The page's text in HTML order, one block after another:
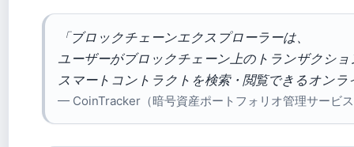
「ブロックチェーンエクスプローラーは、
ユーザーがブロックチェーン上のトランザクシ
スマートコントラクトを検索・閲覧できるオン
— CoinTracker（暗号資産ポートフォリオ管理サービ